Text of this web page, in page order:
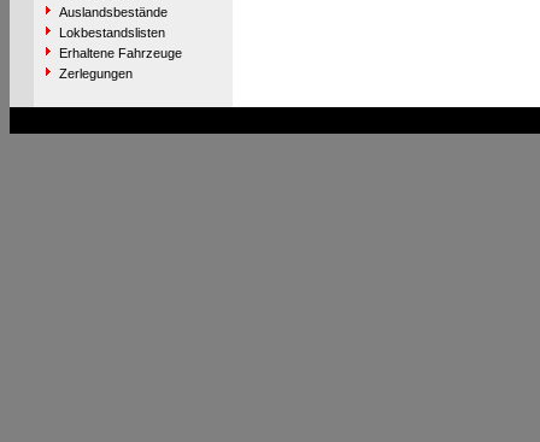
Auslandsbestände
Lokbestandslisten
Erhaltene Fahrzeuge
Zerlegungen